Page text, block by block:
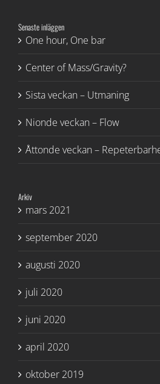
Senaste inläggen
One hour, One bar
Center of Mass/Gravity?
Sista veckan – Utmaning
Nionde veckan – Flow
Åttonde veckan –
Arkiv
mars 2021
september 2020
augusti 2020
juli 2020
juni 2020
april 2020
oktober 2019